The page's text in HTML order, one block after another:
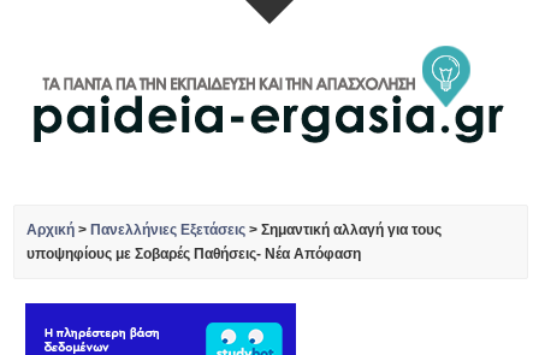
Αρχική > Πανελλήνιες Εξετάσεις >Σημαντική αλλαγή για τους
υποψηφίους με Σοβαρές Παθήσεις- Νέα Απόφαση